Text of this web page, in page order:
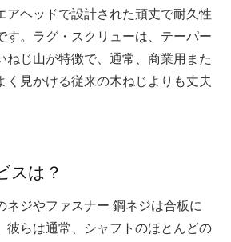
アヘッドで設計された頑丈で耐久性
す。ラグ・スクリューは、テーパー
ねじ山が特徴で、通常、商業用また
く見かける従来の木ねじよりも丈夫
スは？
ネジやファスナー 鋼ネジは合板に
彼らは通常、シャフトのほとんどの